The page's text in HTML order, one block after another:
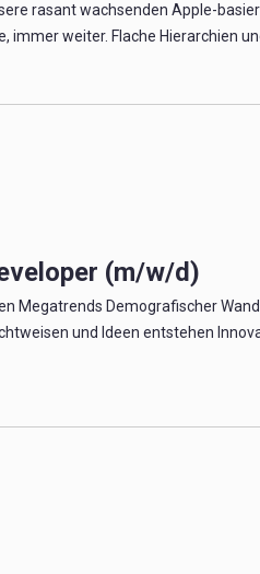
rasant wachsenden Apple-
immer weiter. Flache Hierarchien
(m/w/d)
Megatrends Demografischer
und Ideen entstehen